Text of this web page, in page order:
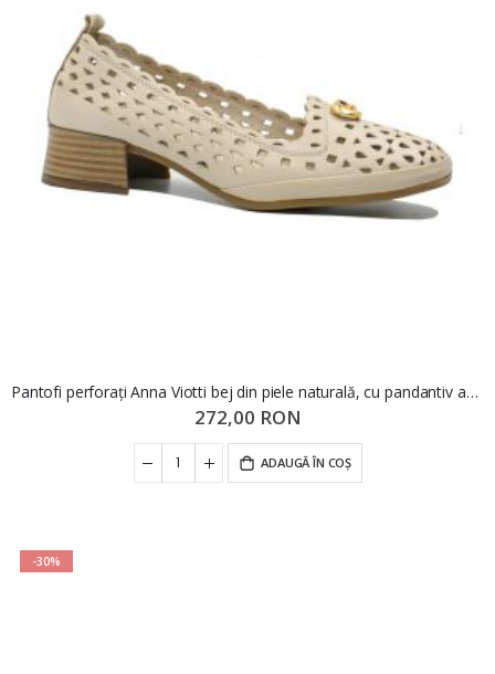
Pantofi perforați Anna Viotti bej din piele naturală, cu pandantiv auriu GOR5680
272,00 RON
ADAUGĂ ÎN COȘ
-30%